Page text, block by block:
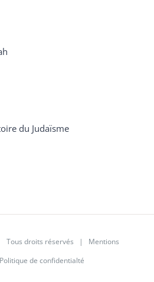
du Judaïsme
Tous droits réservés | Mentions
Politique de confidentialté